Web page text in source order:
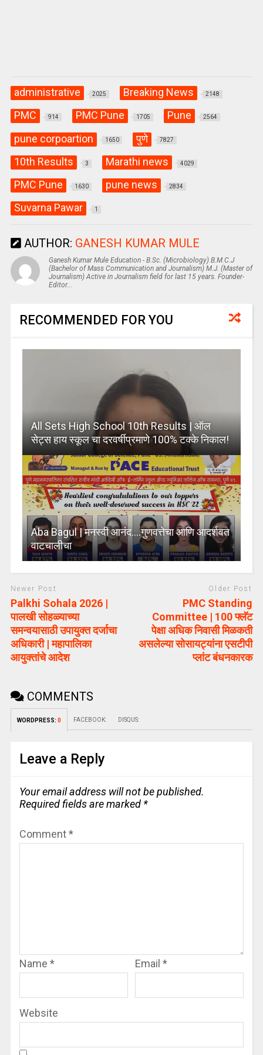
administrative 2025 Breaking News 2148
PMC 914 PMC Pune 1705 Pune 2564
pune corpoartion 1650 पुणे 7827
10th Results 3 Marathi news 4029
PMC Pune 1630 pune news 2834
Suvarna Pawar 1
AUTHOR: GANESH KUMAR MULE
Ganesh Kumar Mule Education - B.Sc. (Microbiology) B.M.C.J
(Bachelor of Mass Communication and Journalism) M.J. (Master of
Journalism) Active in Journalism field for last 15 years. Founder-
Editor...
RECOMMENDED FOR YOU
All Sets High School 10th Results | ऑल
सेट्स हाय स्कूल चा दरवर्षीप्रमाणे 100% टक्के निकाल!
Aba Bagul | मनस्वी आनंद….गुणवत्तेचा आणि आदर्शवत
वाटचालीचा
Newer Post
Palkhi Sohala 2026 |
पालखी सोहळ्याच्या
समन्वयासाठी उपायुक्त दर्जाचा
अधिकारी | महापालिका
आयुक्तांचे आदेश
Older Post
PMC Standing
Committee | 100 फ्लॅट
पेक्षा अधिक निवासी मिळकती
असलेल्या सोसायट्यांना एसटीपी
प्लांट बंधनकारक
COMMENTS
WORDPRESS: 0 FACEBOOK: DISQUS:
Leave a Reply
Your email address will not be published.
Required fields are marked *
Comment*
Name * Email *
Website